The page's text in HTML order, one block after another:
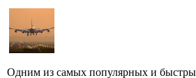
Одним из самых популярных и